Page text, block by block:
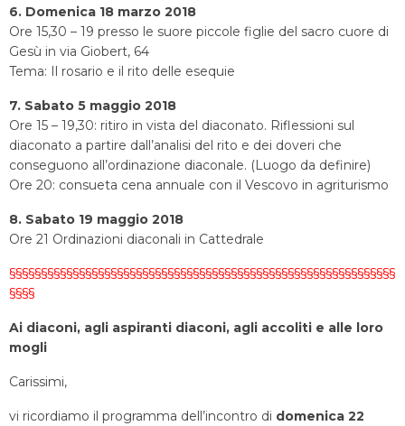
6. Domenica 18 marzo 2018
Ore 15,30 – 19 presso le suore piccole figlie del sacro cuore di
Gesù in via Giobert, 64
Tema: Il rosario e il rito delle esequie
7. Sabato 5 maggio 2018
Ore 15 – 19,30: ritiro in vista del diaconato. Riflessioni sul
diaconato a partire dall’analisi del rito e dei doveri che
conseguono all’ordinazione diaconale. (Luogo da definire)
Ore 20: consueta cena annuale con il Vescovo in agriturismo
8. Sabato 19 maggio 2018
Ore 21 Ordinazioni diaconali in Cattedrale
§§§§§§§§§§§§§§§§§§§§§§§§§§§§§§§§§§§§§§§§§§§§§§§§§§§§§§§§§§§§§
§§§§
Ai diaconi, agli aspiranti diaconi, agli accoliti e alle loro
mogli
Carissimi,
vi ricordiamo il programma dell’incontro di domenica 22